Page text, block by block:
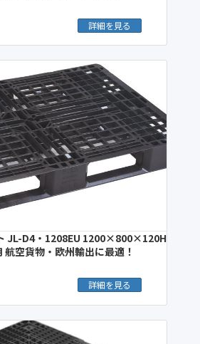
詳細を見る
JL-D4・1208EU 1200×800×120H
空貨物・欧州輸出に最適！
詳細を見る